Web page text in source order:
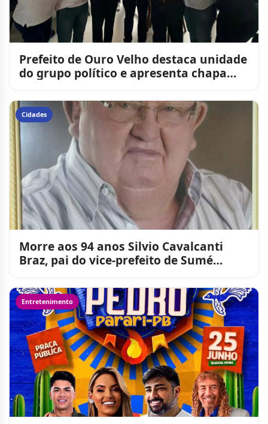
Prefeito de Ouro Velho destaca unidade
do grupo político e apresenta chapa
Cidades
Morre aos 94 anos Silvio Cavalcanti
Braz, pai do vice-prefeito de Sumé
Entretenimento